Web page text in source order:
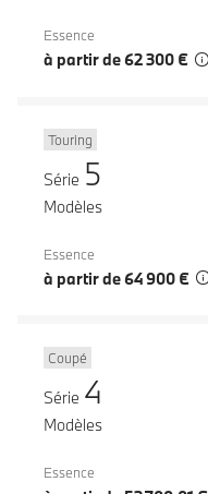
Essence
à partir de 62 300 €
Touring
Série 5
Modèles
Essence
à partir de 64 900 €
Coupé
Série 4
Modèles
Essence